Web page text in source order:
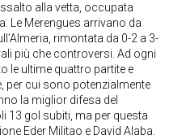
alla vetta, occupata
Le Merengues arrivano da
rimontata da 0-2 a 3-
più che controversi. Ad ogni
le ultime quattro partite e
per cui sono potenzialmente
la miglior difesa del
gol subiti, ma per questa
Eder Militao e David Alaba.